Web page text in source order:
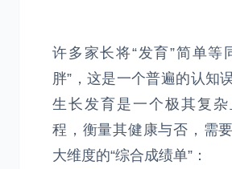
许多家长将“发育”简单等
胖”，这是一个普遍的认知
生长发育是一个极其复
程，衡量其健康与否，需
大维度的“综合成绩单”：